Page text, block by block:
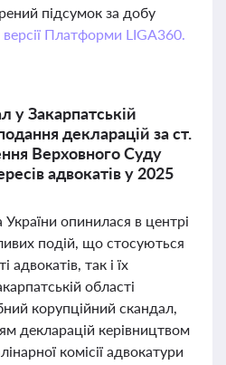
підсумок за добу
версії Платформи LIGA360.
у Закарпатській
декларацій за ст.
Верховного Суду
адвокатів у 2025
опинилася в центрі
подій, що стосуються
адвокатів, так і їх
області
корупційний скандал,
декларацій керівництвом
комісії адвокатури